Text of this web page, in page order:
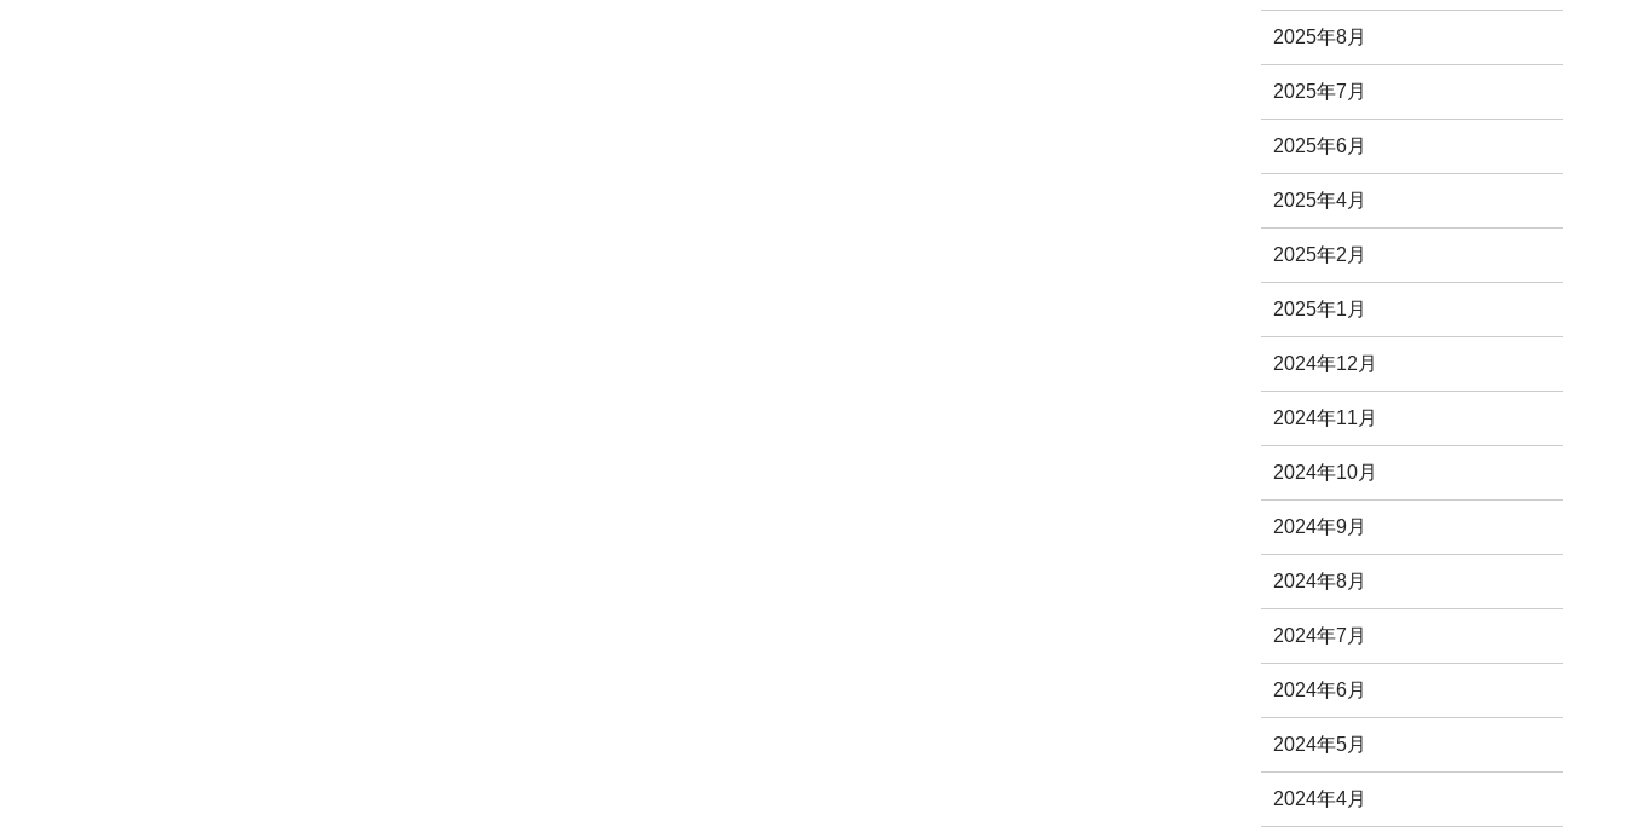
2025年8月
2025年7月
2025年6月
2025年4月
2025年2月
2025年1月
2024年12月
2024年11月
2024年10月
2024年9月
2024年8月
2024年7月
2024年6月
2024年5月
2024年4月